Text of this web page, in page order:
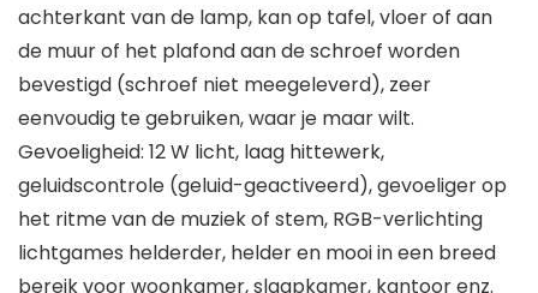
achterkant van de lamp, kan op tafel, vloer of aan
de muur of het plafond aan de schroef worden
bevestigd (schroef niet meegeleverd), zeer
eenvoudig te gebruiken, waar je maar wilt.
Gevoeligheid: 12 W licht, laag hittewerk,
geluidscontrole (geluid-geactiveerd), gevoeliger op
het ritme van de muziek of stem, RGB-verlichting
lichtgames helderder, helder en mooi in een breed
bereik voor woonkamer, slaapkamer, kantoor enz.